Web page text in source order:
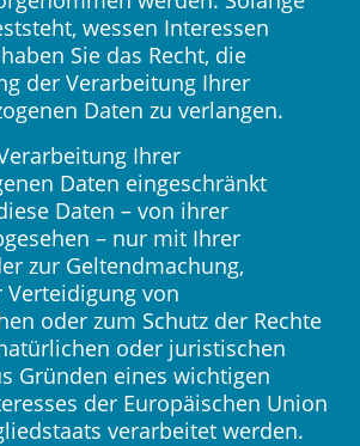
wessen Interessen
Sie das Recht, die
der Verarbeitung Ihrer
Daten zu verlangen.
Ihrer
Daten eingeschränkt
Daten – von ihrer
– nur mit Ihrer
zur Geltendmachung,
von
oder zum Schutz der Rechte
oder juristischen
Gründen eines wichtigen
der Europäischen Union
verarbeitet werden.